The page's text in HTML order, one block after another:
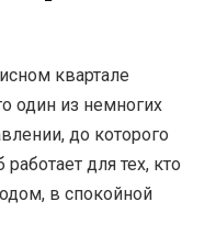
квартале
один из немногих
до которого
для тех, кто
в спокойной